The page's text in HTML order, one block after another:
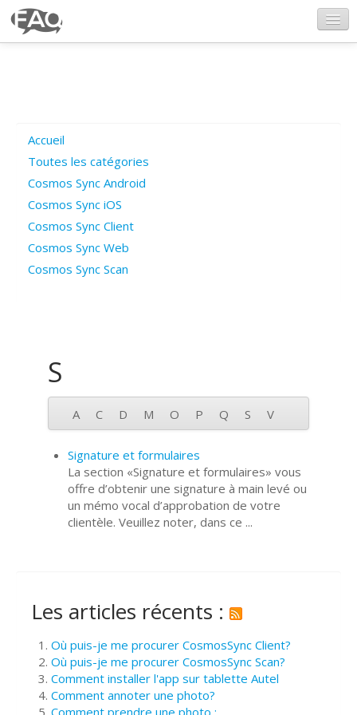
Poser une question
Questions ouvertes
Connexion
Accueil
Toutes les catégories
Cosmos Sync Android
Cosmos Sync iOS
Cosmos Sync Client
Cosmos Sync Web
Cosmos Sync Scan
S
A C D M O P Q S V
Signature et formulaires
La section «Signature et formulaires» vous
offre d’obtenir une signature à main levé ou
un mémo vocal d’approbation de votre
clientèle. Veuillez noter, dans ce ...
Les articles récents :
Où puis-je me procurer CosmosSync Client?
Où puis-je me procurer CosmosSync Scan?
Comment installer l'app sur tablette Autel
Comment annoter une photo?
Comment prendre une photo :